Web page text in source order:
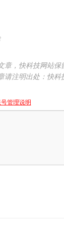
章，快科技网站
请注明出处：快科
管理说明